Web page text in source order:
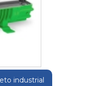
industrial